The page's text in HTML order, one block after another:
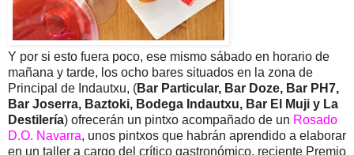
Y por si esto fuera poco, ese mismo sábado en horario de
mañana y tarde, los ocho bares situados en la zona de
Principal de Indautxu, (Bar Particular, Bar Doze, Bar PH7,
Bar Joserra, Baztoki, Bodega Indautxu, Bar El Muji y La
Destilería) ofrecerán un pintxo acompañado de un Rosado
D.O. Navarra, unos pintxos que habrán aprendido a elaborar
en un taller a cargo del crítico gastronómico, reciente Premio